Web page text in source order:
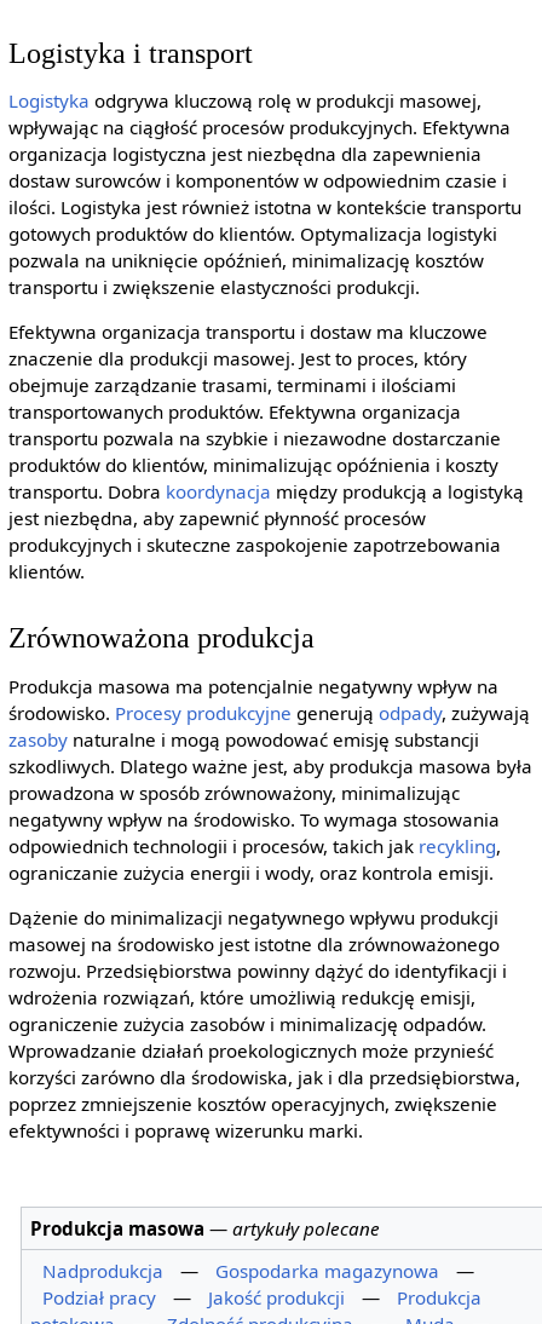
Logistyka i transport
Logistyka odgrywa kluczową rolę w produkcji masowej,
wpływając na ciągłość procesów produkcyjnych. Efektywna
organizacja logistyczna jest niezbędna dla zapewnienia
dostaw surowców i komponentów w odpowiednim czasie i
ilości. Logistyka jest również istotna w kontekście transportu
gotowych produktów do klientów. Optymalizacja logistyki
pozwala na uniknięcie opóźnień, minimalizację kosztów
transportu i zwiększenie elastyczności produkcji.
Efektywna organizacja transportu i dostaw ma kluczowe
znaczenie dla produkcji masowej. Jest to proces, który
obejmuje zarządzanie trasami, terminami i ilościami
transportowanych produktów. Efektywna organizacja
transportu pozwala na szybkie i niezawodne dostarczanie
produktów do klientów, minimalizując opóźnienia i koszty
transportu. Dobra koordynacja między produkcją a logistyką
jest niezbędna, aby zapewnić płynność procesów
produkcyjnych i skuteczne zaspokojenie zapotrzebowania
klientów.
Zrównoważona produkcja
Produkcja masowa ma potencjalnie negatywny wpływ na
środowisko. Procesy produkcyjne generują odpady, zużywają
zasobynaturalne i mogą powodować emisję substancji
szkodliwych. Dlatego ważne jest, aby produkcja masowa była
prowadzona w sposób zrównoważony, minimalizując
negatywny wpływ na środowisko. To wymaga stosowania
odpowiednich technologii i procesów, takich jak recykling,
ograniczanie zużycia energii i wody, oraz kontrola emisji.
Dążenie do minimalizacji negatywnego wpływu produkcji
masowej na środowisko jest istotne dla zrównoważonego
rozwoju. Przedsiębiorstwa powinny dążyć do identyfikacji i
wdrożenia rozwiązań, które umożliwią redukcję emisji,
ograniczenie zużycia zasobów i minimalizację odpadów.
Wprowadzanie działań proekologicznych może przynieść
korzyści zarówno dla środowiska, jak i dla przedsiębiorstwa,
poprzez zmniejszenie kosztów operacyjnych, zwiększenie
efektywności i poprawę wizerunku marki.
Produkcja masowa —artykuły polecane
Nadprodukcja
— Gospodarka magazynowa
—
Podział pracy
— Jakość produkcji —
Produkcja